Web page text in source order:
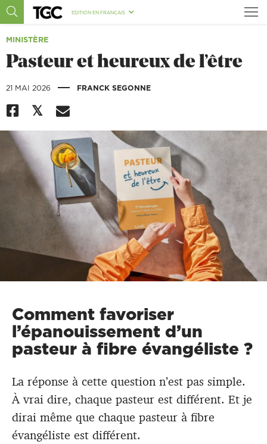
EDITION EN FRANÇAIS
MINISTÈRE
Pasteur et heureux de l’être
21 MAI 2026 | FRANCK SEGONNE
Comment favoriser
l’épanouissement d’un
pasteur à fibre évangéliste ?
La réponse à cette question n’est pas simple.
À vrai dire, chaque pasteur est différent. Et je
dirai même que chaque pasteur à fibre
évangéliste est différent.